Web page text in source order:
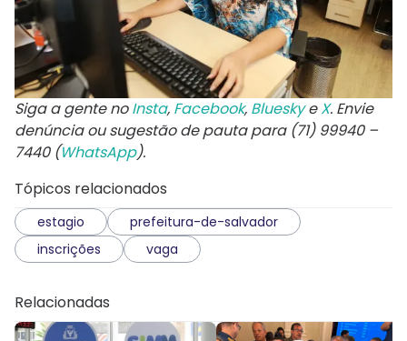
Siga a gente noInsta, Facebook, BlueskyeX. Envie
denúncia ou sugestão de pauta para (71) 99940 –
7440 (WhatsApp).
Tópicos relacionados
estagio
prefeitura-de-salvador
inscrições
vaga
Relacionadas